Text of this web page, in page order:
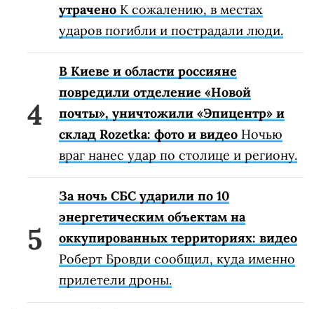
утрачено К сожалению, в местах
ударов погибли и пострадали люди.
В Киеве и области россияне
повредили отделение «Новой
почты», уничтожили «Эпицентр» и
склад Rozetka: фото и видео Ночью
враг нанес удар по столице и региону.
За ночь СБС ударили по 10
энергетическим объектам на
оккупированных территориях: видео
Роберт Бровди сообщил, куда именно
прилетели дроны.